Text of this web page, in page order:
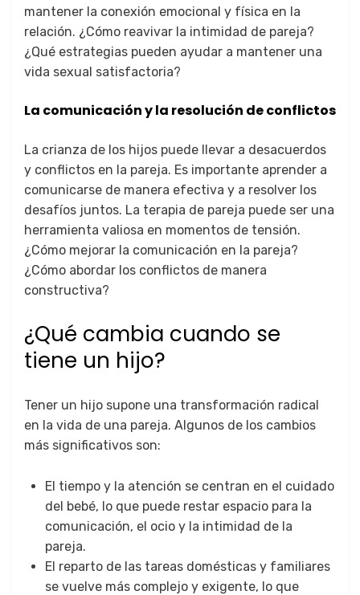
mantener la conexión emocional y física en la
relación. ¿Cómo reavivar la intimidad de pareja?
¿Qué estrategias pueden ayudar a mantener una
vida sexual satisfactoria?
La comunicación y la resolución de conflictos
La crianza de los hijos puede llevar a desacuerdos
y conflictos en la pareja. Es importante aprender a
comunicarse de manera efectiva y a resolver los
desafíos juntos. La terapia de pareja puede ser una
herramienta valiosa en momentos de tensión.
¿Cómo mejorar la comunicación en la pareja?
¿Cómo abordar los conflictos de manera
constructiva?
¿Qué cambia cuando se
tiene un hijo?
Tener un hijo supone una transformación radical
en la vida de una pareja. Algunos de los cambios
más significativos son:
El tiempo y la atención se centran en el cuidado
del bebé, lo que puede restar espacio para la
comunicación, el ocio y la intimidad de la
pareja.
El reparto de las tareas domésticas y familiares
se vuelve más complejo y exigente, lo que